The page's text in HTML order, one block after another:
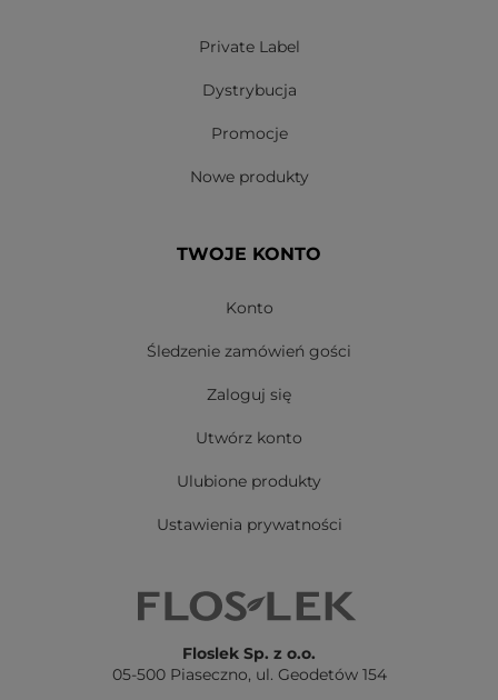
Private Label
Dystrybucja
Promocje
Nowe produkty
TWOJE KONTO
Konto
Śledzenie zamówień gości
Zaloguj się
Utwórz konto
Ulubione produkty
Ustawienia prywatności
Floslek Sp. z o.o.
05-500 Piaseczno, ul. Geodetów 154